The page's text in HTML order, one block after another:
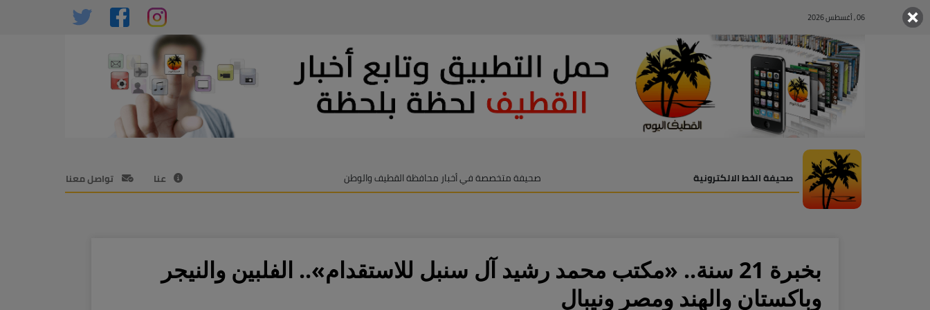
06 , أغسطس 2026
صحيفة الخط الالكترونية صحيفة متخصصة في أخبار محافظة القطيف والوطن عنا تواصل معنا
بخبرة 21 سنة.. «مكتب محمد رشيد آل سنبل للاستقدام».. الفلبين والنيجر
وباكستان والهند ومصر ونيبال